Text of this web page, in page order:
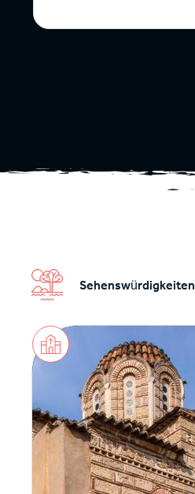
Sehenswürdigkeiten